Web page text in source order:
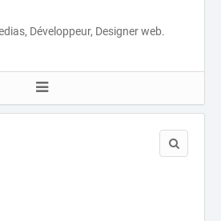
Développeur, Designer web.